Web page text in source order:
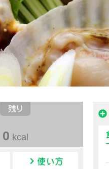
ハピルス カロ
0 kcal